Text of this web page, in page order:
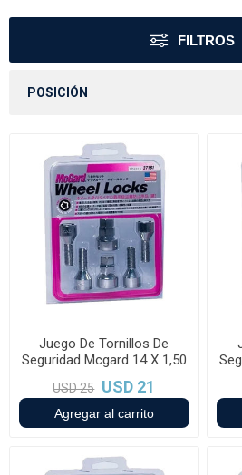
FILTROS
Juego De Tornillos De
Seguridad Mcgard 14 X 1,50
USD 25 USD 21